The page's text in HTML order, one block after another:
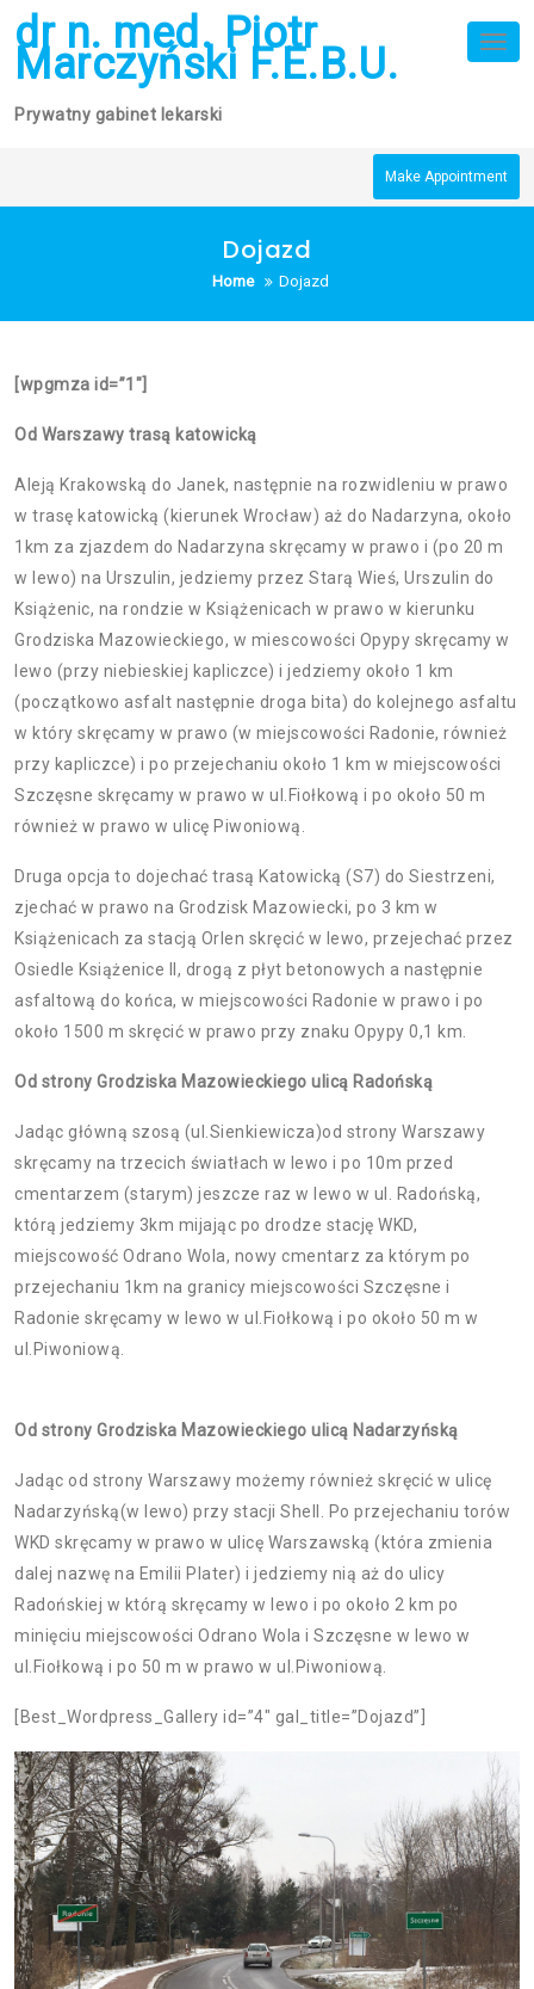
Skip
content
dr n. med. Piotr
Marczyński F.E.B.U.
Prywatny gabinet lekarski
Make Appointment
Dojazd
Home Dojazd
[wpgmza id=”1″]
Od Warszawy trasą katowicką
Aleją Krakowską do Janek, następnie na rozwidleniu w prawo
w trasę katowicką (kierunek Wrocław) aż do Nadarzyna, około
1km za zjazdem do Nadarzyna skręcamy w prawo i (po 20 m
w lewo) na Urszulin, jedziemy przez Starą Wieś, Urszulin do
Książenic, na rondzie w Książenicach w prawo w kierunku
Grodziska Mazowieckiego, w miescowości Opypy skręcamy w
lewo (przy niebieskiej kapliczce) i jedziemy około 1 km
(początkowo asfalt następnie droga bita) do kolejnego asfaltu
w który skręcamy w prawo (w miejscowości Radonie, również
przy kapliczce) i po przejechaniu około 1 km w miejscowości
Szczęsne skręcamy w prawo w ul.Fiołkową i po około 50 m
również w prawo w ulicę Piwoniową.
Druga opcja to dojechać trasą Katowicką (S7) do Siestrzeni,
zjechać w prawo na Grodzisk Mazowiecki, po 3 km w
Książenicach za stacją Orlen skręcić w lewo, przejechać przez
Osiedle Książenice II, drogą z płyt betonowych a następnie
asfaltową do końca, w miejscowości Radonie w prawo i po
około 1500 m skręcić w prawo przy znaku Opypy 0,1 km.
Od strony Grodziska Mazowieckiego ulicą Radońską
Jadąc główną szosą (ul.Sienkiewicza)od strony Warszawy
skręcamy na trzecich światłach w lewo i po 10m przed
cmentarzem (starym) jeszcze raz w lewo w ul. Radońską,
którą jedziemy 3km mijając po drodze stację WKD,
miejscowość Odrano Wola, nowy cmentarz za którym po
przejechaniu 1km na granicy miejscowości Szczęsne i
Radonie skręcamy w lewo w ul.Fiołkową i po około 50 m w
ul.Piwoniową.
Od strony Grodziska Mazowieckiego ulicą Nadarzyńską
Jadąc od strony Warszawy możemy również skręcić w ulicę
Nadarzyńską(w lewo) przy stacji Shell. Po przejechaniu torów
WKD skręcamy w prawo w ulicę Warszawską (która zmienia
dalej nazwę na Emilii Plater) i jedziemy nią aż do ulicy
Radońskiej w którą skręcamy w lewo i po około 2 km po
minięciu miejscowości Odrano Wola i Szczęsne w lewo w
ul.Fiołkową i po 50 m w prawo w ul.Piwoniową.
[Best_Wordpress_Gallery id=”4″ gal_title=”Dojazd”]